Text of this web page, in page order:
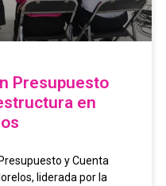
Presupuesto
en
y Cuenta
liderada por la